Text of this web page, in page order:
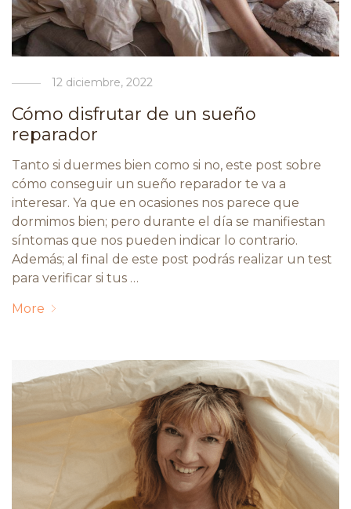
12 diciembre, 2022
Cómo disfrutar de un sueño
reparador
Tanto si duermes bien como si no, este post sobre
cómo conseguir un sueño reparador te va a
interesar. Ya que en ocasiones nos parece que
dormimos bien; pero durante el día se manifiestan
síntomas que nos pueden indicar lo contrario.
Además; al final de este post podrás realizar un test
para verificar si tus …
More